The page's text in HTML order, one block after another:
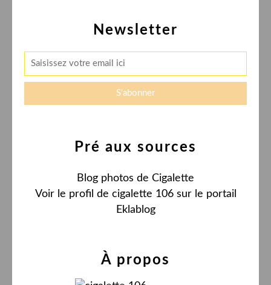
Newsletter
Pré aux sources
Blog photos de Cigalette
Voir le profil de cigalette 106sur le portail
Eklablog
À propos